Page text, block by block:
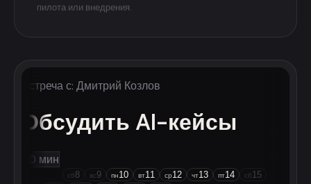
пилота или внедрения.